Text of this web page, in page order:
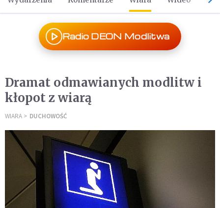
Radio DEON Modlitwa
Dramat odmawianych modlitw i
kłopot z wiarą
WIARA DUCHOWOŚĆ